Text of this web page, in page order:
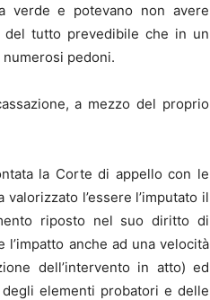
verde e potevano non avere
del tutto prevedibile che in un
pedoni.
a mezzo del proprio
la Corte di appello con le
l’essere l’imputato il
riposto nel suo diritto di
anche ad una velocità
dell’intervento in atto) ed
elementi probatori e delle